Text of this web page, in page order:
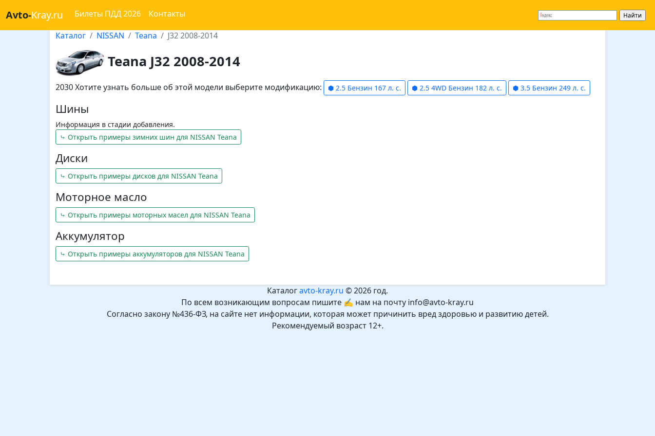
Avto-Kray.ru Билеты ПДД 2026 Контакты
Каталог NISSAN Teana J32 2008-2014
Teana J32 2008-2014
2030 Хотите узнать больше об этой модели выберите модификацию: ⬢ 2.5 Бензин 167 л. с. ⬢ 2.5 4WD Бензин 182 л. с. ⬢ 3.5 Бензин 249 л. с.
Шины
Информация в стадии добавления.
⤷ Открыть примеры зимних шин для NISSAN Teana
Диски
⤷ Открыть примеры дисков для NISSAN Teana
Моторное масло
⤷ Открыть примеры моторных масел для NISSAN Teana
Аккумулятор
⤷ Открыть примеры аккумуляторов для NISSAN Teana
Каталогavto-kray.ru © 2026 год.
По всем возникающим вопросам пишите ✍ нам на почту info@avto-kray.ru
Согласно закону №436-ФЗ, на сайте нет информации, которая может причинить вред здоровью и развитию детей.
Рекомендуемый возраст 12+.